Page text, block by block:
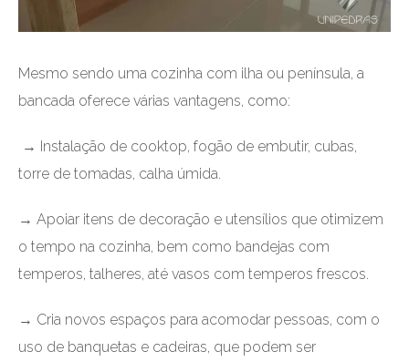
Mesmo sendo uma cozinha com ilha ou península, a
bancada oferece várias vantagens, como:
→ Instalação de cooktop, fogão de embutir, cubas,
torre de tomadas, calha úmida.
→ Apoiar itens de decoração e utensílios que otimizem
o tempo na cozinha, bem como bandejas com
temperos, talheres, até vasos com temperos frescos.
→ Cria novos espaços para acomodar pessoas, com o
uso de banquetas e cadeiras, que podem ser